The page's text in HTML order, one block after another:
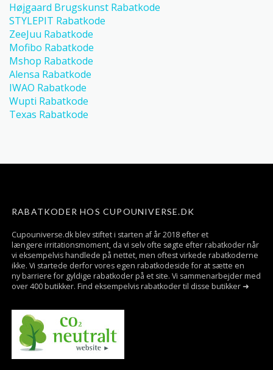
Højgaard Brugskunst Rabatkode
STYLEPIT Rabatkode
ZeeJuu Rabatkode
Mofibo Rabatkode
Mshop Rabatkode
Alensa Rabatkode
IWAO Rabatkode
Wupti Rabatkode
Texas Rabatkode
RABATKODER HOS CUPOUNIVERSE.DK
Cupouniverse.dk blev stiftet i starten af år 2018 efter et
længere irritationsmoment, da vi selv ofte søgte efter rabatkoder når
vi eksempelvis handlede på nettet, men oftest virkede rabatkoderne
ikke. Vi startede derfor vores egen rabatkodeside for at sætte en
ny barriere for gyldige rabatkoder på et site. Vi sammenarbejder med
over 400 butikker. Find eksempelvis rabatkoder til disse butikker ➜